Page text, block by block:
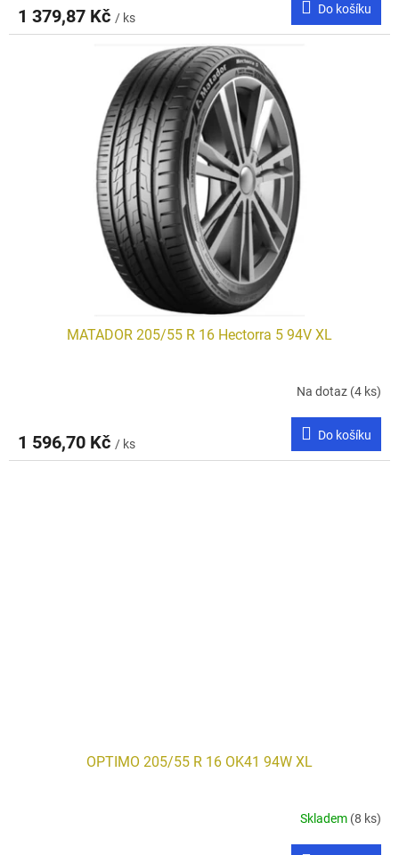
1 379,87 Kč / ks
Do košíku
MATADOR 205/55 R 16 Hectorra 5 94V XL
Na dotaz (4 ks)
1 596,70 Kč / ks
Do košíku
OPTIMO 205/55 R 16 OK41 94W XL
Skladem (8 ks)